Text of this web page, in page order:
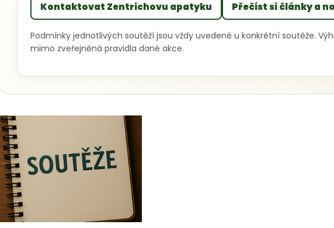
Kontaktovat Zentrichovu apatyku Přečíst si články a
Podmínky jednotlivých soutěží jsou vždy uvedené u konkrétní soutěže.
mimo zveřejněná pravidla dané akce.
Výpis článků